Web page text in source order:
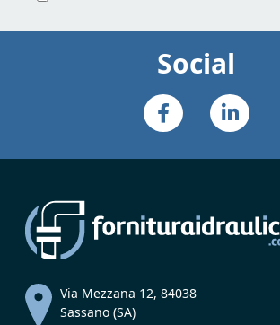
Social
Via Mezzana 12, 84038
Sassano (SA)